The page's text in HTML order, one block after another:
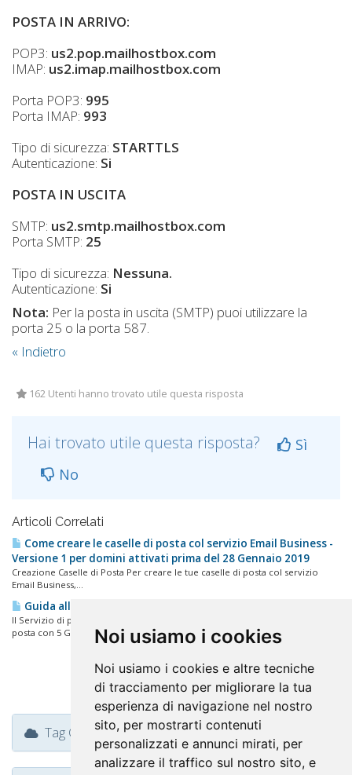
Noi usiamo i cookies
Noi usiamo i cookies e altre tecniche
di tracciamento per migliorare la tua
esperienza di navigazione nel nostro
sito, per mostrarti contenuti
personalizzati e annunci mirati, per
analizzare il traffico sul nostro sito, e
POSTA IN ARRIVO:
POP3: us2.pop.mailhostbox.com
IMAP: us2.imap.mailhostbox.com
Porta POP3: 995
Porta IMAP: 993
Tipo di sicurezza: STARTTLS
Autenticazione: Si
POSTA IN USCITA
SMTP: us2.smtp.mailhostbox.com
Porta SMTP: 25
Tipo di sicurezza: Nessuna.
Autenticazione: Si
Nota: Per la posta in uscita (SMTP) puoi utilizzare la
porta 25 o la porta 587.
« Indietro
162 Utenti hanno trovato utile questa risposta
Hai trovato utile questa risposta?
Sì
No
Articoli Correlati
Come creare le caselle di posta col servizio Email Business -
Versione 1 per domini attivati prima del 28 Gennaio 2019
Creazione Caselle di Posta Per creare le tue caselle di posta col servizio
Email Business,...
Guida all'uso del "Servizio di posta Business"
Il Servizio di posta Business di FastNom permette di creare una casella di
posta con 5 GB di...
Tag Cloud